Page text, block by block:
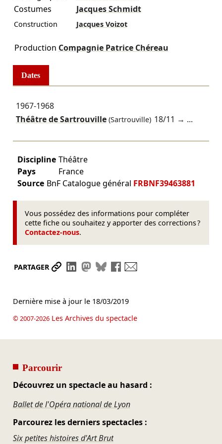
Costumes
Jacques Schmidt
Construction Jacques Voizot
Production Compagnie Patrice Chéreau
Dates
1967-1968
Théâtre de Sartrouville(Sartrouville) 18/11 → ...
Discipline Théâtre
Pays
France
Source BnF Catalogue général FRBNF39463881
Vous possédez des informations pour compléter
cette fiche ou souhaitez y apporter des corrections ?
Contactez-nous.
PARTAGER Partager le lien
Partager sur LinkedIn
Partager sur Mastodon
Partager sur Bluesky
Partager sur Facebook
Dernière mise à jour le 18/03/2019
© 2007-2026Les Archives du spectacle
Parcourir
Découvrez un spectacle au hasard :
Ballet de l'Opéra national de Lyon
Parcourez les derniers spectacles :
Six petites histoires d'Art Brut